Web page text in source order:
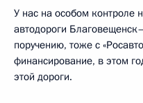
У нас на особом контроле
автодороги
поручению, тоже с
финансирование, в этом
этой дороги.